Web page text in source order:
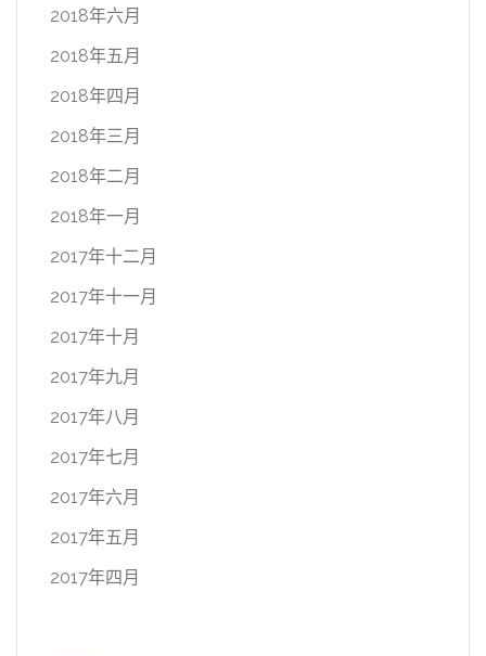
2018年六月
2018年五月
2018年四月
2018年三月
2018年二月
2018年一月
2017年十二月
2017年十一月
2017年十月
2017年九月
2017年八月
2017年七月
2017年六月
2017年五月
2017年四月